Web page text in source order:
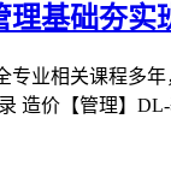
基础夯实
业相关课程多
造价【管理】